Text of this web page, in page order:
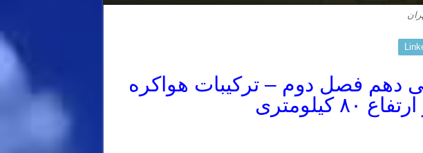
دهم فصل دوم – ترکیبات هواکره
۸۰ کیلومتری